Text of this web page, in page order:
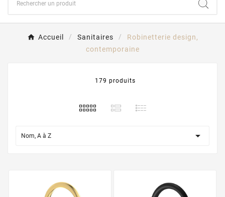
Accueil Sanitaires
Robinetterie design,
contemporaine
179 produits
Nom, A à Z 